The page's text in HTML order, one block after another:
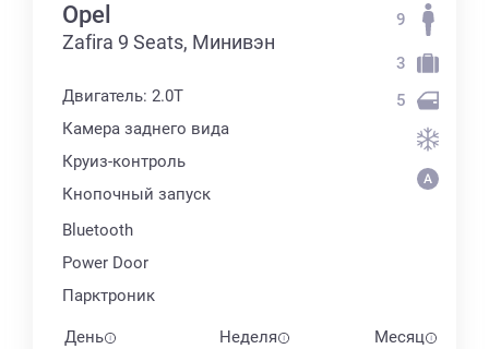
Opel
Zafira 9 Seats, Минивэн
Двигатель: 2.0T
Камера заднего вида
Круиз-контроль
Кнопочный запуск
Bluetooth
Power Door
Парктроник
9
3
5
День Неделя Месяц